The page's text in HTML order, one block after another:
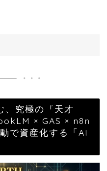
、究極の『天才
× GAS × n8n
で資産化する「AI